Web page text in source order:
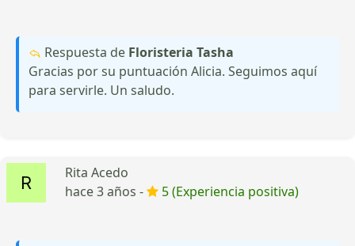
Respuesta de Floristeria Tasha
Gracias por su puntuación Alicia. Seguimos aquí
para servirle. Un saludo.
Rita Acedo
hace 3 años -
5 (Experiencia positiva)